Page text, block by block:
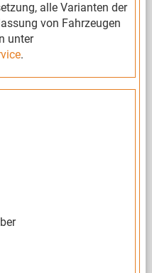
alle Varianten der
von Fahrzeugen
unter
.